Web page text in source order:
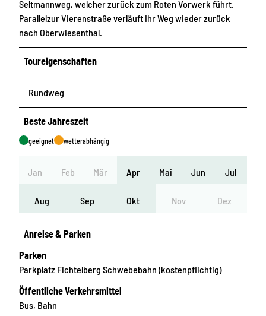
Seltmannweg, welcher zurück zum Roten Vorwerk führt.
Parallelzur Vierenstraße verläuft Ihr Weg wieder zurück
nach Oberwiesenthal.
Toureigenschaften
Rundweg
Beste Jahreszeit
geeignet wetterabhängig
Jan Feb Mär Apr Mai Jun Jul
Aug Sep Okt Nov Dez
Anreise & Parken
Parken
Parkplatz Fichtelberg Schwebebahn (kostenpflichtig)
Öffentliche Verkehrsmittel
Bus, Bahn